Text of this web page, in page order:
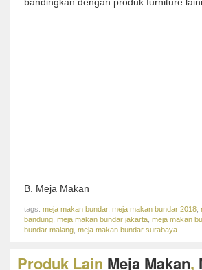
bandingkan dengan produk furniture
B. Meja Makan
tags: meja makan bundar, meja makan bundar 2018
bandung meja makan bundar jakarta meja makan
bundar malang meja makan bundar surabaya
Produk Lain Meja Makan,